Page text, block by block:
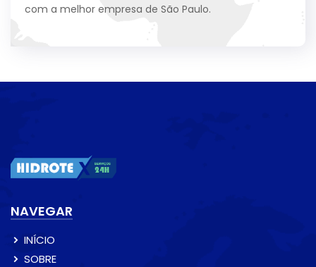
com a melhor empresa de São Paulo.
NAVEGAR
INÍCIO
SOBRE